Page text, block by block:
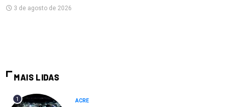
3 de agosto de 2026
MAIS LIDAS
1 ACRE